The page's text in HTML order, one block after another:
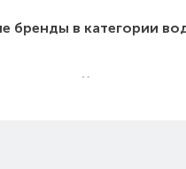
бренды в категории
Какие цены